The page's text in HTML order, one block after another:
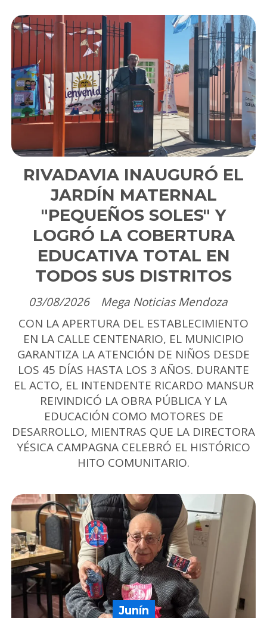
RIVADAVIA INAUGURÓ EL
JARDÍN MATERNAL
"PEQUEÑOS SOLES" Y
LOGRÓ LA COBERTURA
EDUCATIVA TOTAL EN
TODOS SUS DISTRITOS
Mega Noticias Mendoza
03/08/2026
CON LA APERTURA DEL ESTABLECIMIENTO
EN LA CALLE CENTENARIO, EL MUNICIPIO
GARANTIZA LA ATENCIÓN DE NIÑOS DESDE
LOS 45 DÍAS HASTA LOS 3 AÑOS. DURANTE
EL ACTO, EL INTENDENTE RICARDO MANSUR
REIVINDICÓ LA OBRA PÚBLICA Y LA
EDUCACIÓN COMO MOTORES DE
DESARROLLO, MIENTRAS QUE LA DIRECTORA
YÉSICA CAMPAGNA CELEBRÓ EL HISTÓRICO
HITO COMUNITARIO.
Junín